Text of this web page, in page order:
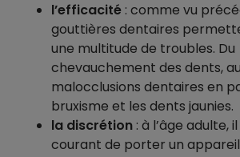
l’efficacité : comme vu
gouttières dentaires
une multitude de troubles. Du
chevauchement des dents,
malocclusions dentaires en
bruxisme et les dents jaunies.
la discrétion : à l’âge adulte,
courant de porter un appareil